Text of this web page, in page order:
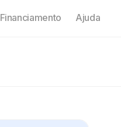
Financiamento Ajuda